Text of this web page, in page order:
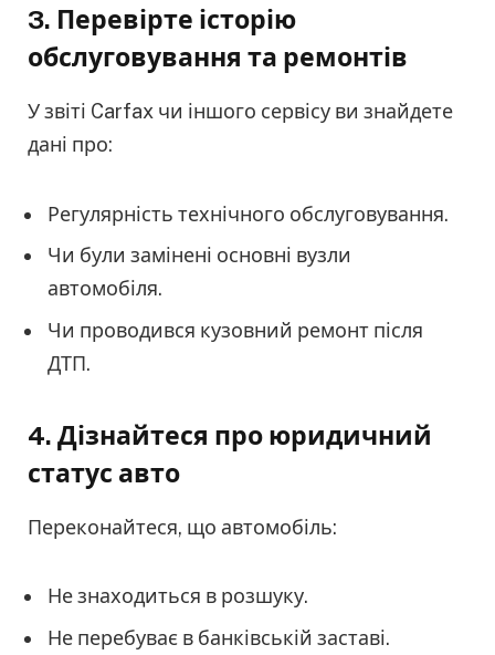
3. Перевірте історію
обслуговування та ремонтів
У звіті Carfax чи іншого сервісу ви знайдете
дані про:
Регулярність технічного обслуговування.
Чи були замінені основні вузли
автомобіля.
Чи проводився кузовний ремонт після
ДТП.
4. Дізнайтеся про юридичний
статус авто
Переконайтеся, що автомобіль:
Не знаходиться в розшуку.
Не перебуває в банківській заставі.